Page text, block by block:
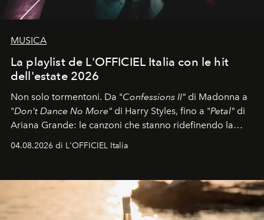
MUSICA
La playlist de L'OFFICIEL Italia con le hit
dell'estate 2026
Non solo tormentoni. Da "Confessions II" di Madonna a
"Don't Dance No More" di Harry Styles, fino a "Petal" di
Ariana Grande: le canzoni che stanno ridefinendo la
colonna sonora della stagione.
04.08.2026 di L'OFFICIEL Italia